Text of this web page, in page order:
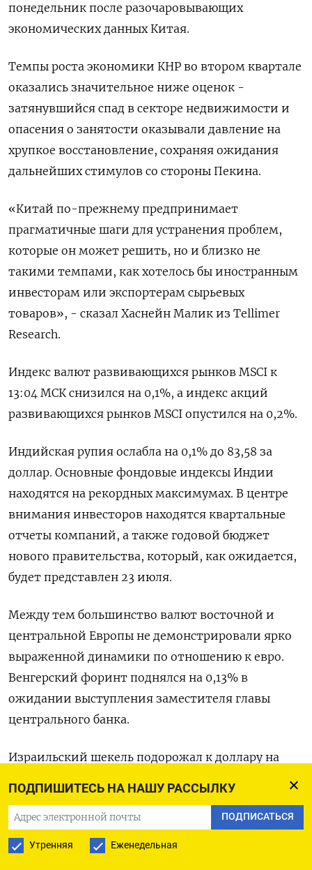
ПОДПИШИТЕСЬ НА НАШУ РАССЫЛКУ
ПОДПИСАТЬСЯ
Утренняя Еженедельная
понедельник после разочаровывающих
экономических данных Китая.
Темпы роста экономики КНР во втором квартале
оказались значительное ниже оценок -
затянувшийся спад в секторе недвижимости и
опасения о занятости оказывали давление на
хрупкое восстановление, сохраняя ожидания
дальнейших стимулов со стороны Пекина.
«Китай по-прежнему предпринимает
прагматичные шаги для устранения проблем,
которые он может решить, но и близко не
такими темпами, как хотелось бы иностранным
инвесторам или экспортерам сырьевых
товаров», - сказал Хаснейн Малик из Tellimer
Research.
Индекс валют развивающихся рынков MSCI к
13:04 МСК снизился на 0,1%, а индекс акций
развивающихся рынков MSCI опустился на 0,2%.
Индийская рупия ослабла на 0,1% до 83,58 за
доллар. Основные фондовые индексы Индии
находятся на рекордных максимумах. В центре
внимания инвесторов находятся квартальные
отчеты компаний, а также годовой бюджет
нового правительства, который, как ожидается,
будет представлен 23 июля.
Между тем большинство валют восточной и
центральной Европы не демонстрировали ярко
выраженной динамики по отношению к евро.
Венгерский форинт поднялся на 0,13% в
ожидании выступления заместителя главы
центрального банка.
Израильский шекель подорожал к доллару на
0,2% до 3,59 в преддверии публикации данных об
инфляции за июнь и на фоне переговоров о
перемирии в секторе Газа.
Турецкая лира снизилась на 0,1% до 33,06 за